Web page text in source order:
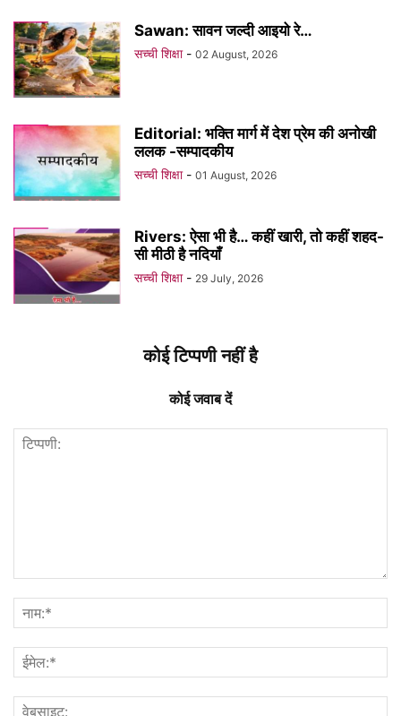
Sawan: सावन जल्दी आइयो रे…
सच्ची शिक्षा - 02 August, 2026
Editorial: भक्ति मार्ग में देश प्रेम की अनोखी
ललक -सम्पादकीय
सच्ची शिक्षा - 01 August, 2026
Rivers: ऐसा भी है… कहीं खारी, तो कहीं शहद-
सी मीठी है नदियाँ
सच्ची शिक्षा - 29 July, 2026
कोई टिप्पणी नहीं है
कोई जवाब दें